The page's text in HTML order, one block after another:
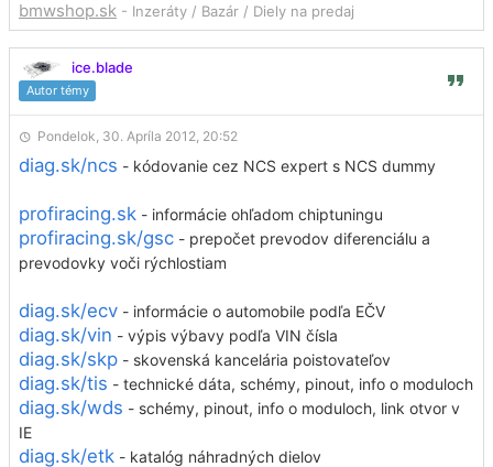
bmwshop.sk - Inzeráty / Bazár / Diely na predaj
ice.blade
Autor témy
Pondelok, 30. Apríla 2012, 20:52
diag.sk/ncs - kódovanie cez NCS expert s NCS dummy
profiracing.sk - informácie ohľadom chiptuningu
profiracing.sk/gsc - prepočet prevodov diferenciálu a
prevodovky voči rýchlostiam
diag.sk/ecv - informácie o automobile podľa EČV
diag.sk/vin - výpis výbavy podľa VIN čísla
diag.sk/skp - skovenská kancelária poistovateľov
diag.sk/tis - technické dáta, schémy, pinout, info o moduloch
diag.sk/wds - schémy, pinout, info o moduloch, link otvor v
IE
diag.sk/etk - katalóg náhradných dielov